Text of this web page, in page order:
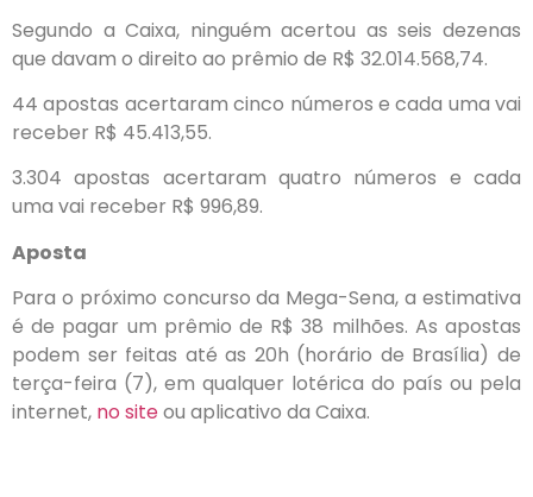
Segundo a Caixa, ninguém acertou as seis dezenas
que davam o direito ao prêmio de R$ 32.014.568,74.
44 apostas acertaram cinco números e cada uma vai
receber R$ 45.413,55.
3.304 apostas acertaram quatro números e cada
uma vai receber R$ 996,89.
Aposta
Para o próximo concurso da Mega-Sena, a estimativa
é de pagar um prêmio de R$ 38 milhões. As apostas
podem ser feitas até as 20h (horário de Brasília) de
terça-feira (7), em qualquer lotérica do país ou pela
internet, no siteou aplicativo da Caixa.